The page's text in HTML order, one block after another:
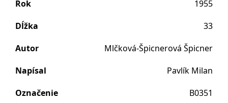
Rok
1955
Dĺžka
33
Autor
Mlčková-Špicnerová Špicner
Napísal
Pavlík Milan
Označenie
B0351